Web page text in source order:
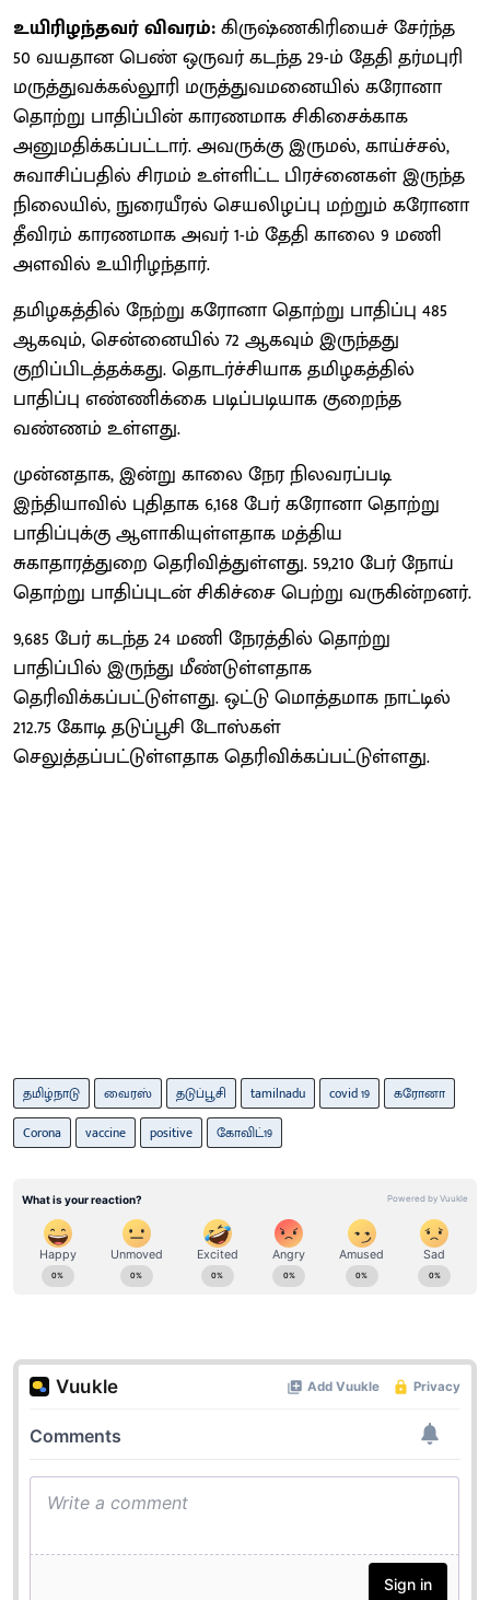
உயிரிழந்தவர் விவரம்:கிருஷ்ணகிரியைச் சேர்ந்த
50 வயதான பெண் ஒருவர் கடந்த 29-ம் தேதி தர்மபுரி
மருத்துவக்கல்லூரி மருத்துவமனையில் கரோனா
தொற்று பாதிப்பின் காரணமாக சிகிசைக்காக
அனுமதிக்கப்பட்டார். அவருக்கு இருமல், காய்ச்சல்,
சுவாசிப்பதில் சிரமம் உள்ளிட்ட பிரச்னைகள் இருந்த
நிலையில், நுரையீரல் செயலிழப்பு மற்றும் கரோனா
தீவிரம் காரணமாக அவர் 1-ம் தேதி காலை 9 மணி
அளவில் உயிரிழந்தார்.
தமிழகத்தில் நேற்று கரோனா தொற்று பாதிப்பு 485
ஆகவும், சென்னையில் 72 ஆகவும் இருந்தது
குறிப்பிடத்தக்கது. தொடர்ச்சியாக தமிழகத்தில்
பாதிப்பு எண்ணிக்கை படிப்படியாக குறைந்த
வண்ணம் உள்ளது.
முன்னதாக, இன்று காலை நேர நிலவரப்படி
இந்தியாவில் புதிதாக 6,168 பேர் கரோனா தொற்று
பாதிப்புக்கு ஆளாகியுள்ளதாக மத்திய
சுகாதாரத்துறை தெரிவித்துள்ளது. 59,210 பேர் நோய்
தொற்று பாதிப்புடன் சிகிச்சை பெற்று வருகின்றனர்.
9,685 பேர் கடந்த 24 மணி நேரத்தில் தொற்று
பாதிப்பில் இருந்து மீண்டுள்ளதாக
தெரிவிக்கப்பட்டுள்ளது. ஒட்டு மொத்தமாக நாட்டில்
212.75 கோடி தடுப்பூசி டோஸ்கள்
செலுத்தப்பட்டுள்ளதாக தெரிவிக்கப்பட்டுள்ளது.
தமிழ்நாடு வைரஸ் தடுப்பூசி tamilnadu covid 19
கரோனா
Corona
vaccine positive கோவிட்19